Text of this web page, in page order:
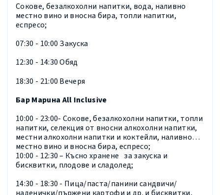
Сокове, безалкохолни напитки, вода, наливно
местно вино и вносна бира, топли напитки,
еспресо;
07:30 - 10:00 Закуска
12:30 - 14:30 Обяд
18:30 - 21:00 Вечеря
Бар Марина All Inclusive
10:00 - 23:00- Сокове, безалкохолни напитки, топли
напитки, селекция от вносни алкохолни напитки,
местни алкохолни напитки и коктейли, наливно
местно вино и вносна бира, еспресо;
10:00 - 12:30 – Късно хранене за закуска и
бисквитки, плодове и сладолед;
14:30 - 18:30 - Пица/паста/панини сандвичи/